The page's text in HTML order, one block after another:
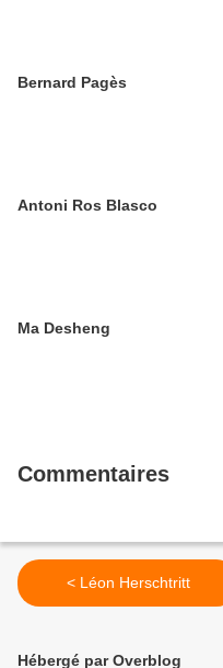
Bernard Pagès
Antoni Ros Blasco
Ma Desheng
Commentaires
< Léon Herschtritt
Hébergé par Overblog